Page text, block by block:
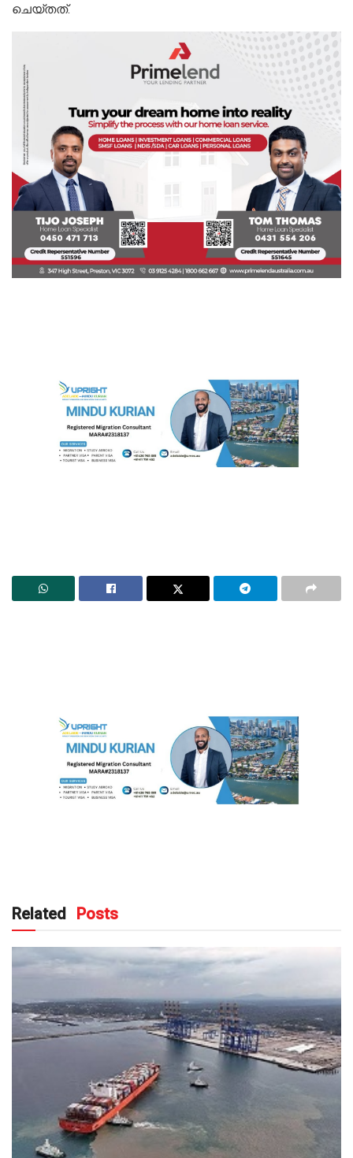
ചെയ്തത്.
Related Posts